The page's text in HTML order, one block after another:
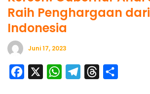
Raih Penghargaan
Indonesia
Juni 17, 2023
W